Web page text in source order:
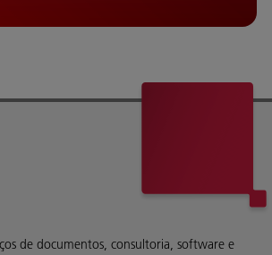
de documentos, consultoria, software e